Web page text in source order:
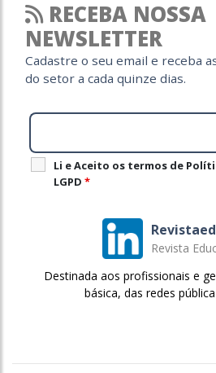
RECEBA NOSSA
NEWSLETTER
Cadastre o seu email e receba
do setor a cada quinze dias.
Li e Aceito os termos de
LGPD *
Revista
Destinada aos profissionais e
básica, das redes